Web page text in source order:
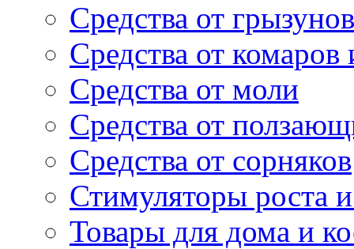
Средства от грызунов
Средства от
Средства от моли
Средства от
Средства от сорняков
Стимуляторы роста и
Товары для дома и